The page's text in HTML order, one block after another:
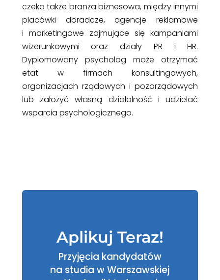
czeka także branża biznesowa, między innymi
placówki doradcze, agencje reklamowe
i marketingowe zajmujące się kampaniami
wizerunkowymi oraz działy PR i HR.
Dyplomowany psycholog może otrzymać
etat w firmach konsultingowych,
organizacjach rządowych i pozarządowych
lub założyć własną działalność i udzielać
wsparcia psychologicznego.
Aplikuj Teraz!
Przyjęcia kandydatów
na studia w Warszawskiej